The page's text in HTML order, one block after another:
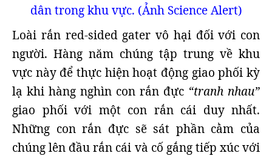
dân trong khu vực. (Ảnh Science Alert)
Loài rắn red-sided gater vô hại đối với con
người. Hàng năm chúng tập trung về khu
vực này để thực hiện hoạt động giao phối kỳ
lạ khi hàng nghìn con rắn đực “tranh nhau”
giao phối với một con rắn cái duy nhất.
Những con rắn đực sẽ sát phần cằm của
chúng lên đầu rắn cái và cố gắng tiếp xúc với